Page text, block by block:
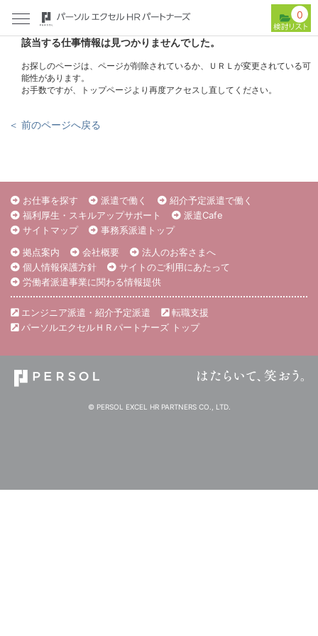
0
該当する仕事情報は見つかりませんでした。
お探しのページは、ページが削除されているか、ＵＲＬが変更されている可
能性があります。
お手数ですが、トップページより再度アクセスし直してください。
＜ 前のページへ戻る
お仕事を探す 派遣で働く
紹介予定派遣で働く
福利厚生・スキルアップサポート
派遣Cafe
サイトマップ
事務系派遣トップ
拠点案内
会社概要
法人のお客さまへ
個人情報保護方針
サイトのご利用にあたって
労働者派遣事業に関わる情報提供
エンジニア派遣・紹介予定派遣
転職支援
パーソルエクセルＨＲパートナーズ トップ
© PERSOL EXCEL HR PARTNERS CO., LTD.